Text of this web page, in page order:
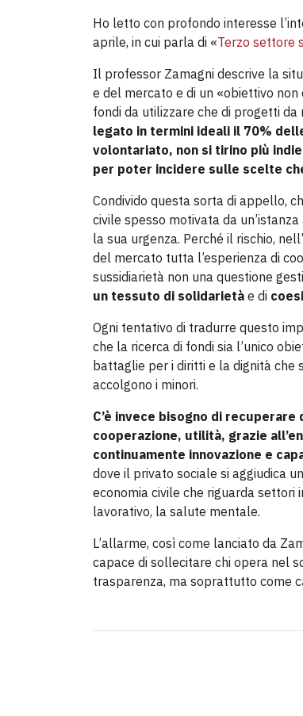
Ho letto con profondo interesse
aprile, in cui parla di «Terzo settore
Il professor Zamagni descrive la
e del mercato e di un «obiettivo
fondi da utilizzare che di progetti
legato in termini ideali il 70%
volontariato, non si tirino più
per poter incidere sulle scelte
Condivido questa sorta di appello,
civile spesso motivata da
la sua urgenza. Perché il rischio,
del mercato tutta l’esperienza di
sussidiarietà non una questione
un tessuto di solidarietà e di
Ogni tentativo di tradurre questo
che la ricerca di fondi sia l’unico
battaglie per i diritti e la dignità che
accolgono i minori.
C’è invece bisogno di
cooperazione, utilità, grazie
continuamente innovazione e
dove il privato sociale si aggiudica
economia civile che riguarda settori
lavorativo, la salute mentale.
L’allarme, così come lanciato da
capace di sollecitare chi opera nel
trasparenza, ma soprattutto come c